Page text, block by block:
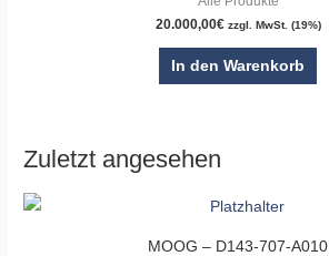
20.000,00€ zzgl. MwSt. (19%)
In den Warenkorb
Zuletzt angesehen
MOOG – D143-707-A010